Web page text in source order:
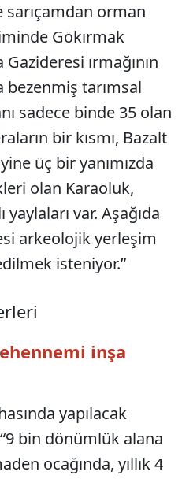
sarıçamdan orman
Gökırmak
ırmağının
bezenmiş tarımsal
sadece binde 35 olan
bir kısmı, Bazalt
üç bir yanımızda
olan Karaoluk,
yaylaları var. Aşağıda
arkeolojik yerleşim
isteniyor.”
inşa
yapılacak
bin dönümlük alana
ocağında, yıllık 4